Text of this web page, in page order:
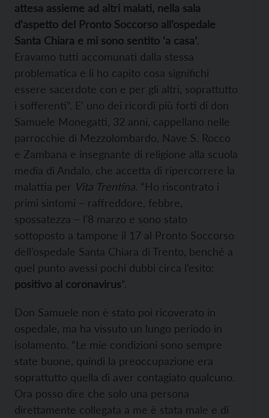
attesa assieme ad altri malati, nella sala
d’aspetto del Pronto Soccorso all’ospedale
Santa Chiara e mi sono sentito ‘a casa’.
Eravamo tutti accomunati dalla stessa
problematica e lì ho capito cosa significhi
essere sacerdote con e per gli altri, soprattutto
i sofferenti”. E’ uno dei ricordi più forti di don
Samuele Monegatti, 32 anni, cappellano nelle
parrocchie di Mezzolombardo, Nave S. Rocco
e Zambana e insegnante di religione alla scuola
media di Andalo, che accetta di ripercorrere la
malattia per Vita Trentina. “Ho riscontrato i
primi sintomi – raffreddore, febbre,
spossatezza – l’8 marzo e sono stato
sottoposto a tampone il 17 al Pronto Soccorso
dell’ospedale Santa Chiara di Trento, benché a
quel punto avessi pochi dubbi circa l’esito:
positivo al coronavirus”.
Don Samuele non è stato poi ricoverato in
ospedale, ma ha vissuto un lungo periodo in
isolamento. “Le mie condizioni sono sempre
state buone, quindi la preoccupazione era
soprattutto quella di aver contagiato qualcuno.
Ora posso dire che solo una persona
direttamente collegata a me è stata male e di